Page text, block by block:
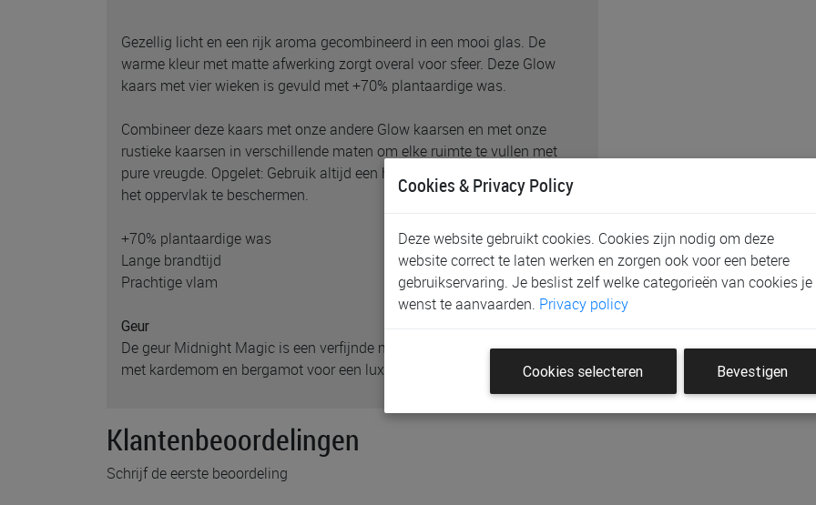
Gezellig licht en een rijk aroma gecombineerd in een mooi glas. De
warme kleur met matte afwerking zorgt overal voor sfeer. Deze Glow
kaars met vier wieken is gevuld met +70% plantaardige was.
Combineer deze kaars met onze andere Glow kaarsen en met onze
rustieke kaarsen in verschillende maten om elke ruimte te vullen met
pure vreugde. Opgelet: Gebruik altijd een hittebestendige onderzetter om
het oppervlak te beschermen.
+70% plantaardige was
Lange brandtijd
Prachtige vlam
Geur
De geur Midnight Magic is een verfijnde mix van leer en hout, versterkt
met kardemom en bergamot voor een luxueuze ervaring.
Klantenbeoordelingen
Schrijf de eerste beoordeling
Cookies & Privacy Policy
Deze website gebruikt cookies. Cookies zijn nodig om deze
website correct te laten werken en zorgen ook voor een betere
gebruikservaring. Je beslist zelf welke categorieën van cookies je
wenst te aanvaarden. Privacy policy
Cookies selecteren Bevestigen